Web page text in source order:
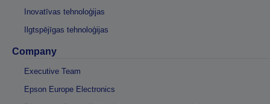
Inovatīvas tehnoloģijas
Ilgtspējīgas tehnoloģijas
Company
Executive Team
Epson Europe Electronics